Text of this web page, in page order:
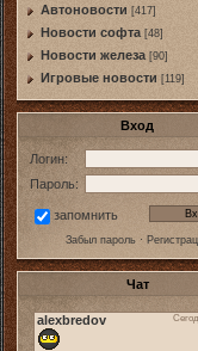
Автоновости [417]
Новости софта [48]
Новоcти железа [90]
Игровые новости [119]
Вход
Логин:
Пароль:
запомнить
Забыл пароль·
Чат